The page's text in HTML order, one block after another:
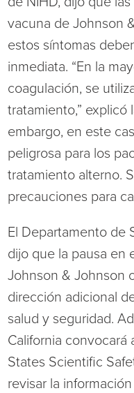
vacuna de Johnson
estos síntomas
inmediata. “En la
coagulación, se
tratamiento,” explicó
embargo, en este
peligrosa para los
tratamiento alterno.
precauciones para
El Departamento de
dijo que la pausa en
Johnson & Johnson
dirección adicional
salud y seguridad.
California convocará
States Scientific
revisar la